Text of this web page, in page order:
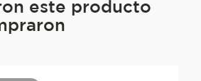
este producto